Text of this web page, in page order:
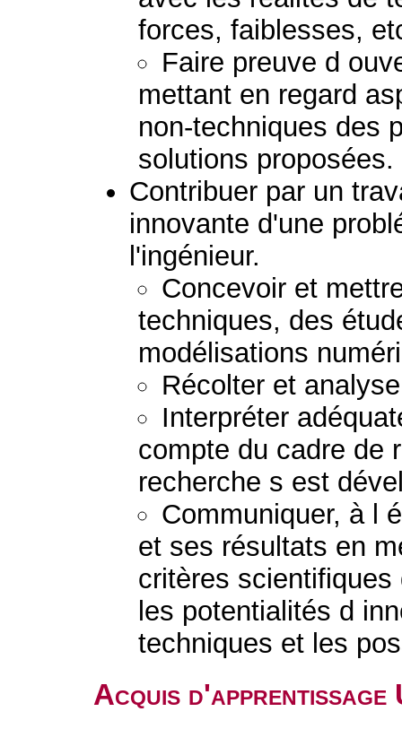
forces, faiblesses,
Faire preuve d
mettant en regard
non-techniques des
solutions proposées.
Contribuer par un
innovante d'une
l'ingénieur.
Concevoir et
techniques, des
modélisations
Récolter et
Interpréter
compte du cadre de
recherche s est
Communiquer, à l
et ses résultats en
critères
les potentialités d
techniques et les
Acquis d'apprentissage